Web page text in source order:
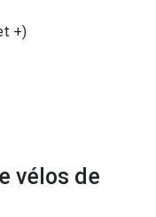
+)
vélos de